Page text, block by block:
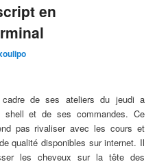
en
de ses ateliers du jeudi a
shell et de ses commandes. Ce
pas rivaliser avec les cours et
qualité disponibles sur internet. Il
les cheveux sur la tête des